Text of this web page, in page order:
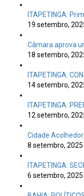
ITAPETINGA:
19 setembro,
Câmara aprova
18 setembro,
ITAPETINGA:
14 setembro,
ITAPETINGA:
12 setembro,
Cidade
8 setembro, 2025
ITAPETINGA:
6 setembro, 2025